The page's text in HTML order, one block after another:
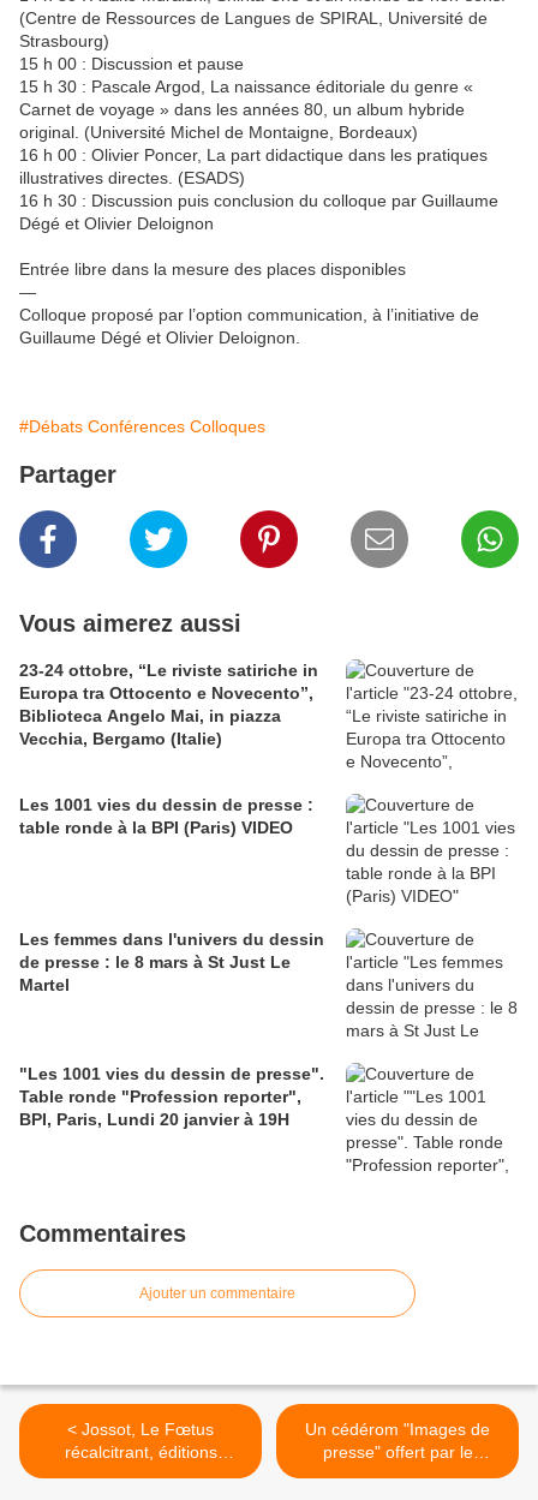
(Centre de Ressources de Langues de SPIRAL, Université de
Strasbourg)
15 h 00 : Discussion et pause
15 h 30 : Pascale Argod, La naissance éditoriale du genre «
Carnet de voyage » dans les années 80, un album hybride
original. (Université Michel de Montaigne, Bordeaux)
16 h 00 : Olivier Poncer, La part didactique dans les pratiques
illustratives directes. (ESADS)
16 h 30 : Discussion puis conclusion du colloque par Guillaume
Dégé et Olivier Deloignon
Entrée libre dans la mesure des places disponibles
—
Colloque proposé par l’option communication, à l’initiative de
Guillaume Dégé et Olivier Deloignon.
#Débats Conférences Colloques
Partager
Vous aimerez aussi
23-24 ottobre, “Le riviste satiriche in
Europa tra Ottocento e Novecento”,
Biblioteca Angelo Mai, in piazza
Vecchia, Bergamo (Italie)
Les 1001 vies du dessin de presse :
table ronde à la BPI (Paris) VIDEO
Les femmes dans l'univers du dessin
de presse : le 8 mars à St Just Le
Martel
"Les 1001 vies du dessin de presse".
Table ronde "Profession reporter",
BPI, Paris, Lundi 20 janvier à 19H
Commentaires
Ajouter un commentaire
< Jossot, Le Fœtus
récalcitrant, éditions
Finitude, 2011, 128 p.
Un cédérom "Images de
presse" offert par le
CLEMI... >